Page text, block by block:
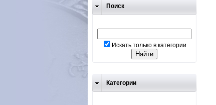
Поиск
Искать только в категории
Категории